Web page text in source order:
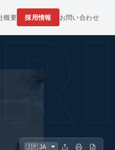
概要 採用情報 お問い合わせ